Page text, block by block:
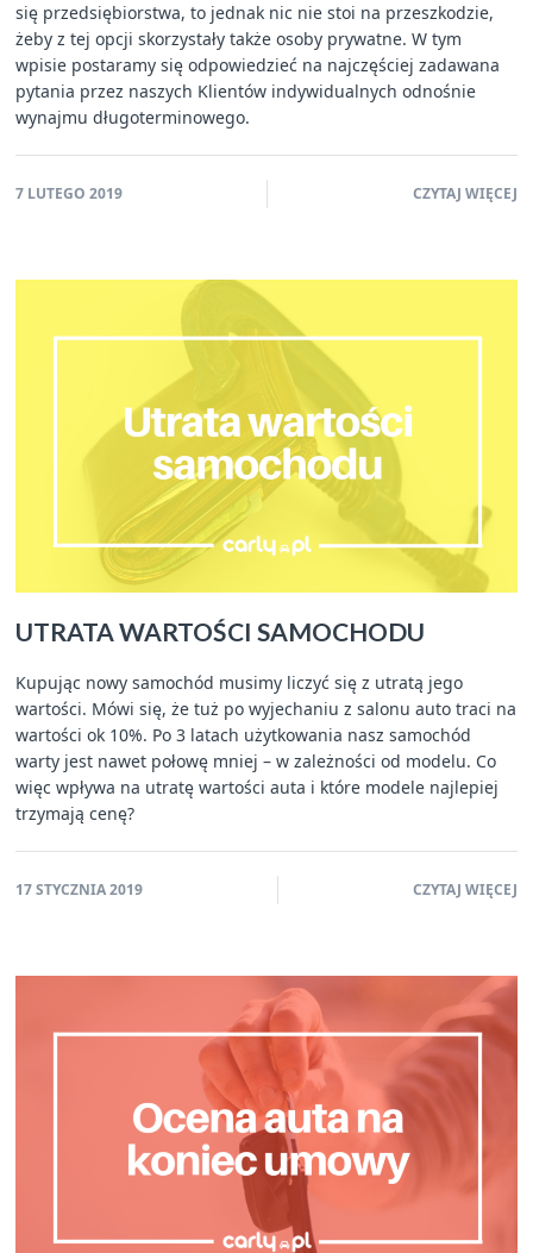
się przedsiębiorstwa, to jednak nic nie stoi na przeszkodzie,
żeby z tej opcji skorzystały także osoby prywatne. W tym
wpisie postaramy się odpowiedzieć na najczęściej zadawana
pytania przez naszych Klientów indywidualnych odnośnie
wynajmu długoterminowego.
7 LUTEGO 2019 CZYTAJ WIĘCEJ
UTRATA WARTOŚCI SAMOCHODU
Kupując nowy samochód musimy liczyć się z utratą jego
wartości. Mówi się, że tuż po wyjechaniu z salonu auto traci na
wartości ok 10%. Po 3 latach użytkowania nasz samochód
warty jest nawet połowę mniej – w zależności od modelu. Co
więc wpływa na utratę wartości auta i które modele najlepiej
trzymają cenę?
17 STYCZNIA 2019 CZYTAJ WIĘCEJ